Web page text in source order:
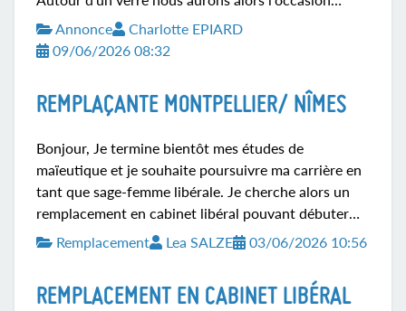
d'échanger avec vous sur nos différentes activités.
Nous vous attendons entre 18h et 20h, n'hésitez pas
Gallou Papin, Ludivine Le Guevello, Caroline
Genillier, Julie Mazouin et Charlotte Epiard.
Annonce
Charlotte EPIARD
09/06/2026 08:32
REMPLAÇANTE MONTPELLIER/ NÎMES
Bonjour, Je termine bientôt mes études de
maïeutique et je souhaite poursuivre ma carrière en
tant que sage-femme libérale. Je cherche alors un
remplacement en cabinet libéral pouvant débuter
dès la 2e semaine de juillet sur Montpellier et les
alentours ou alors sur Nîmes et villages voisins.
Remplacement Lea SALZE 03/06/2026 10:56
REMPLACEMENT EN CABINET LIBÉRAL